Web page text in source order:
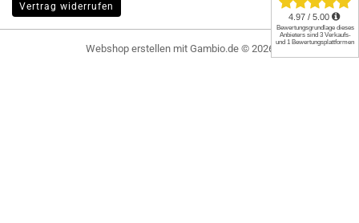
Vertrag widerrufen
Webshop erstellenmit Gambio.de © 2026